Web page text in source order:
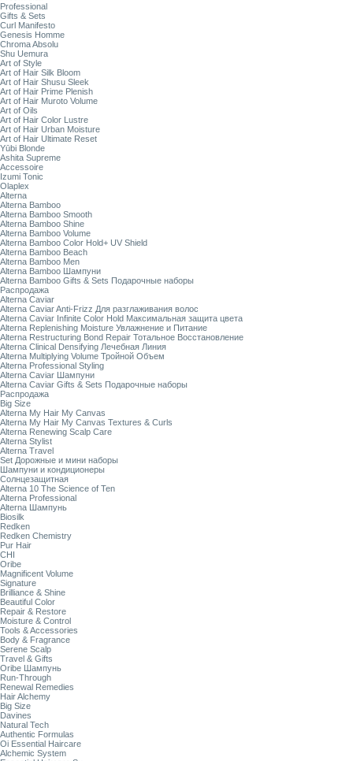
Professional
Gifts & Sets
Curl Manifesto
Genesis Homme
Chroma Absolu
Shu Uemura
Art of Style
Art of Hair Silk Bloom
Art of Hair Shusu Sleek
Art of Hair Prime Plenish
Art of Hair Muroto Volume
Art of Oils
Art of Hair Color Lustre
Art of Hair Urban Moisture
Art of Hair Ultimate Reset
Yūbi Blonde
Ashita Supreme
Accessoire
Izumi Tonic
Olaplex
Alterna
Alterna Bamboo
Alterna Bamboo Smooth
Alterna Bamboo Shine
Alterna Bamboo Volume
Alterna Bamboo Color Hold+ UV Shield
Alterna Bamboo Beach
Alterna Bamboo Men
Alterna Bamboo Шампуни
Alterna Bamboo Gifts & Sets Подарочные наборы
Распродажа
Alterna Caviar
Alterna Caviar Anti-Frizz Для разглаживания волос
Alterna Caviar Infinite Color Hold Максимальная защита цвета
Alterna Replenishing Moisture Увлажнение и Питание
Alterna Restructuring Bond Repair Тотальное Восстановление
Alterna Clinical Densifying Лечебная Линия
Alterna Multiplying Volume Тройной Объем
Alterna Professional Styling
Alterna Caviar Шампуни
Alterna Caviar Gifts & Sets Подарочные наборы
Распродажа
Big Size
Alterna My Hair My Canvas
Alterna My Hair My Canvas Textures & Curls
Alterna Renewing Scalp Care
Alterna Stylist
Alterna Travel
Set Дорожные и мини наборы
Шампуни и кондиционеры
Солнцезащитная
Alterna 10 The Science of Ten
Alterna Professional
Alterna Шампунь
Biosilk
Redken
Redken Chemistry
Pur Hair
CHI
Oribe
Magnificent Volume
Signature
Brilliance & Shine
Beautiful Color
Repair & Restore
Moisture & Control
Tools & Accessories
Body & Fragrance
Serene Scalp
Travel & Gifts
Oribe Шампунь
Run-Through
Renewal Remedies
Hair Alchemy
Big Size
Davines
Natural Tech
Authentic Formulas
Oi Essential Haircare
Alchemic System